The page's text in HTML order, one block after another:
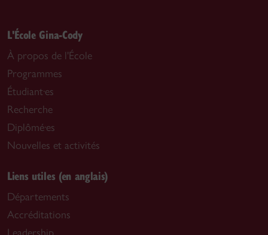
L'École Gina-Cody
À propos de l'École
Programmes
Étudiant·es
Recherche
Diplômé·es
Nouvelles et activités
Liens utiles (en anglais)
Départements
Accréditations